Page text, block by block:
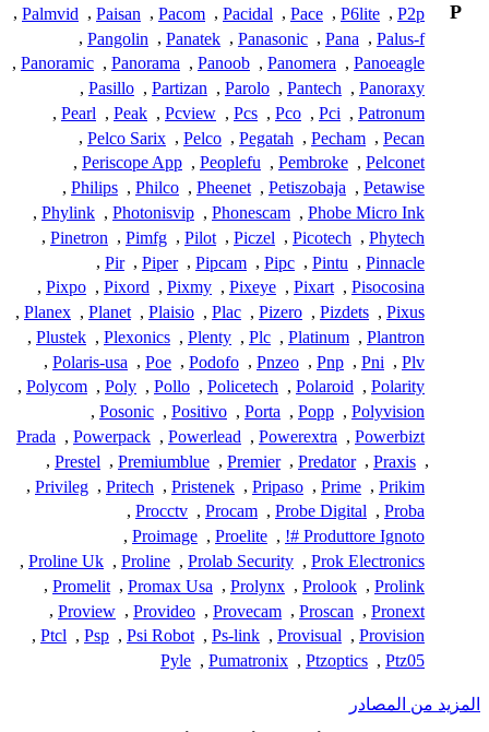
P
P2p
,
P6lite
,
Pace
,
Pacidal
,
Pacom
,
Paisan
,
Palmvid
,
Palus-f
,
Pana
,
Panasonic
,
Panatek
,
Pangolin
,
Panoeagle
,
Panomera
,
Panoob
,
Panorama
,
Panoramic
,
Panoraxy
,
Pantech
,
Parolo
,
Partizan
,
Pasillo
,
Patronum
,
Pci
,
Pco
,
Pcs
,
Pcview
,
Peak
,
Pearl
,
Pecan
,
Pecham
,
Pegatah
,
Pelco
,
Pelco Sarix
,
Pelconet
,
Pembroke
,
Peoplefu
,
Periscope App
,
Petawise
,
Petiszobaja
,
Pheenet
,
Philco
,
Philips
,
Phobe Micro Ink
,
Phonescam
,
Photonisvip
,
Phylink
,
Phytech
,
Picotech
,
Piczel
,
Pilot
,
Pimfg
,
Pinetron
,
Pinnacle
,
Pintu
,
Pipc
,
Pipcam
,
Piper
,
Pir
,
Pisocosina
,
Pixart
,
Pixeye
,
Pixmy
,
Pixord
,
Pixpo
,
Pixus
,
Pizdets
,
Pizero
,
Plac
,
Plaisio
,
Planet
,
Planex
,
Plantron
,
Platinum
,
Plc
,
Plenty
,
Plexonics
,
Plustek
,
Plv
,
Pni
,
Pnp
,
Pnzeo
,
Podofo
,
Poe
,
Polaris-usa
,
Polarity
,
Polaroid
,
Policetech
,
Pollo
,
Poly
,
Polycom
,
Polyvision
,
Popp
,
Porta
,
Positivo
,
Posonic
,
Powerbizt
,
Powerextra
,
Powerlead
,
Powerpack
,
Prada
,
Praxis
,
Predator
,
Premier
,
Premiumblue
,
Prestel
,
Prikim
,
Prime
,
Pripaso
,
Pristenek
,
Pritech
,
Privileg
,
Proba
,
Probe Digital
,
Procam
,
Procctv
,
Produttore Ignoto #!
,
Proelite
,
Proimage
,
Prok Electronics
,
Prolab Security
,
Proline
,
Proline Uk
,
Prolink
,
Prolook
,
Prolynx
,
Promax Usa
,
Promelit
,
Pronext
,
Proscan
,
Provecam
,
Provideo
,
Proview
,
Provision
,
Provisual
,
Ps-link
,
Psi Robot
,
Psp
,
Ptcl
,
Ptz05
,
Ptzoptics
,
Pumatronix
,
Pyle
المزيد من المصادر